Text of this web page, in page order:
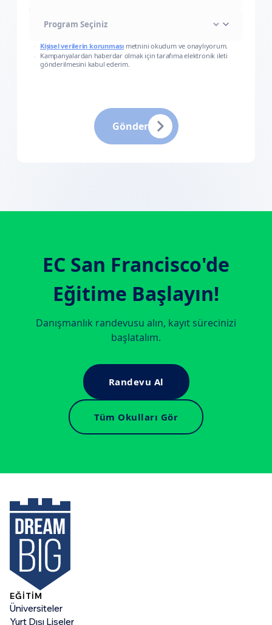
Kişisel verilerin korunması metnini okudum ve onaylıyorum.
Kampanyalardan haberdar olmak için tarafıma elektronik ileti
gönderilmesini kabul ederim.
Gönder
EC San Francisco'de
Eğitime Başlayın!
Danışmanlık randevusu alın, kayıt sürecinizi
başlatalım.
Randevu Al
Tüm Okulları Gör
EĞİTİM
Üniversiteler
Yurt Dışı Liseler